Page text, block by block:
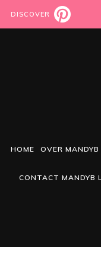
DISCOVER
HOME OVER MANDYB
CONTACT MANDYB